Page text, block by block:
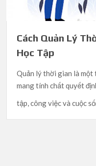
Cách Quản Lý
Học Tập
Quản lý thời gian là
mang tính chất quyết
tập, công việc và cuộc